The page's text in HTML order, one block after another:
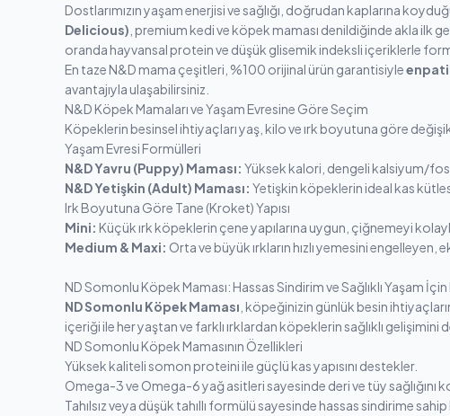
Dostlarımızın yaşam enerjisi ve sağlığı, doğrudan kaplarına
Delicious) , premium kedi ve köpek maması denildiğinde akla ilk
oranda hayvansal protein ve düşük glisemik indeksli içeriklerle
En taze N&D mama çeşitleri, %100 orijinal ürün garantisiyle
avantajıyla ulaşabilirsiniz.
N&D Köpek Mamaları ve Yaşam Evresine Göre Seçim
Köpeklerin besinsel ihtiyaçları yaş, kilo ve ırk boyutuna göre
Yaşam Evresi Formülleri
N&D Yavru (Puppy) Maması: Yüksek kalori, dengeli kalsiyum/
N&D Yetişkin (Adult) Maması: Yetişkin köpeklerin ideal kas
Irk Boyutuna Göre Tane (Kroket) Yapısı
Mini: Küçük ırk köpeklerin çene yapılarına uygun, çiğnemeyi
Medium & Maxi: Orta ve büyük ırkların hızlı yemesini
ND Somonlu Köpek Maması: Hassas Sindirim ve Sağlıklı Yaşam
ND Somonlu Köpek Maması , köpeğinizin günlük besin
içeriği ile her yaştan ve farklı ırklardan köpeklerin sağlıklı
ND Somonlu Köpek Mamasının Özellikleri
Yüksek kaliteli somon proteini ile güçlü kas yapısını destekler.
Omega-3 ve Omega-6 yağ asitleri sayesinde deri ve tüy sağlığını
Tahılsız veya düşük tahıllı formülü sayesinde hassas sindirime